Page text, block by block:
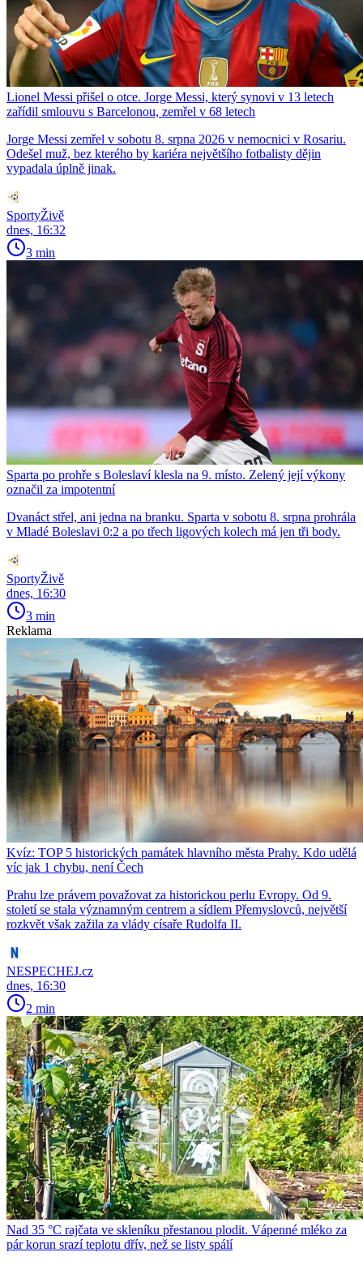
Lionel Messi přišel o otce. Jorge Messi, který synovi v 13 letech
zařídil smlouvu s Barcelonou, zemřel v 68 letech
Jorge Messi zemřel v sobotu 8. srpna 2026 v nemocnici v Rosariu.
Odešel muž, bez kterého by kariéra největšího fotbalisty dějin
vypadala úplně jinak.
SportyŽivě
dnes, 16:32
3 min
Sparta po prohře s Boleslaví klesla na 9. místo. Zelený její výkony
označil za impotentní
Dvanáct střel, ani jedna na branku. Sparta v sobotu 8. srpna prohrála
v Mladé Boleslavi 0:2 a po třech ligových kolech má jen tři body.
SportyŽivě
dnes, 16:30
3 min
Reklama
Kvíz: TOP 5 historických památek hlavního města Prahy. Kdo udělá
víc jak 1 chybu, není Čech
Prahu lze právem považovat za historickou perlu Evropy. Od 9.
století se stala významným centrem a sídlem Přemyslovců, největší
rozkvět však zažila za vlády císaře Rudolfa II.
NESPECHEJ.cz
dnes, 16:30
2 min
Nad 35 °C rajčata ve skleníku přestanou plodit. Vápenné mléko za
pár korun srazí teplotu dřív, než se listy spálí